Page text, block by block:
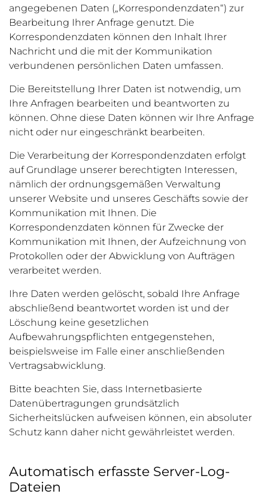
angegebenen Daten („Korrespondenzdaten“) zur
Bearbeitung Ihrer Anfrage genutzt. Die
Korrespondenzdaten können den Inhalt Ihrer
Nachricht und die mit der Kommunikation
verbundenen persönlichen Daten umfassen.
Die Bereitstellung Ihrer Daten ist notwendig, um
Ihre Anfragen bearbeiten und beantworten zu
können. Ohne diese Daten können wir Ihre Anfrage
nicht oder nur eingeschränkt bearbeiten.
Die Verarbeitung der Korrespondenzdaten erfolgt
auf Grundlage unserer berechtigten Interessen,
nämlich der ordnungsgemäßen Verwaltung
unserer Website und unseres Geschäfts sowie der
Kommunikation mit Ihnen. Die
Korrespondenzdaten können für Zwecke der
Kommunikation mit Ihnen, der Aufzeichnung von
Protokollen oder der Abwicklung von Aufträgen
verarbeitet werden.
Ihre Daten werden gelöscht, sobald Ihre Anfrage
abschließend beantwortet worden ist und der
Löschung keine gesetzlichen
Aufbewahrungspflichten entgegenstehen,
beispielsweise im Falle einer anschließenden
Vertragsabwicklung.
Bitte beachten Sie, dass Internetbasierte
Datenübertragungen grundsätzlich
Sicherheitslücken aufweisen können, ein absoluter
Schutz kann daher nicht gewährleistet werden.
Automatisch erfasste Server-Log-
Dateien